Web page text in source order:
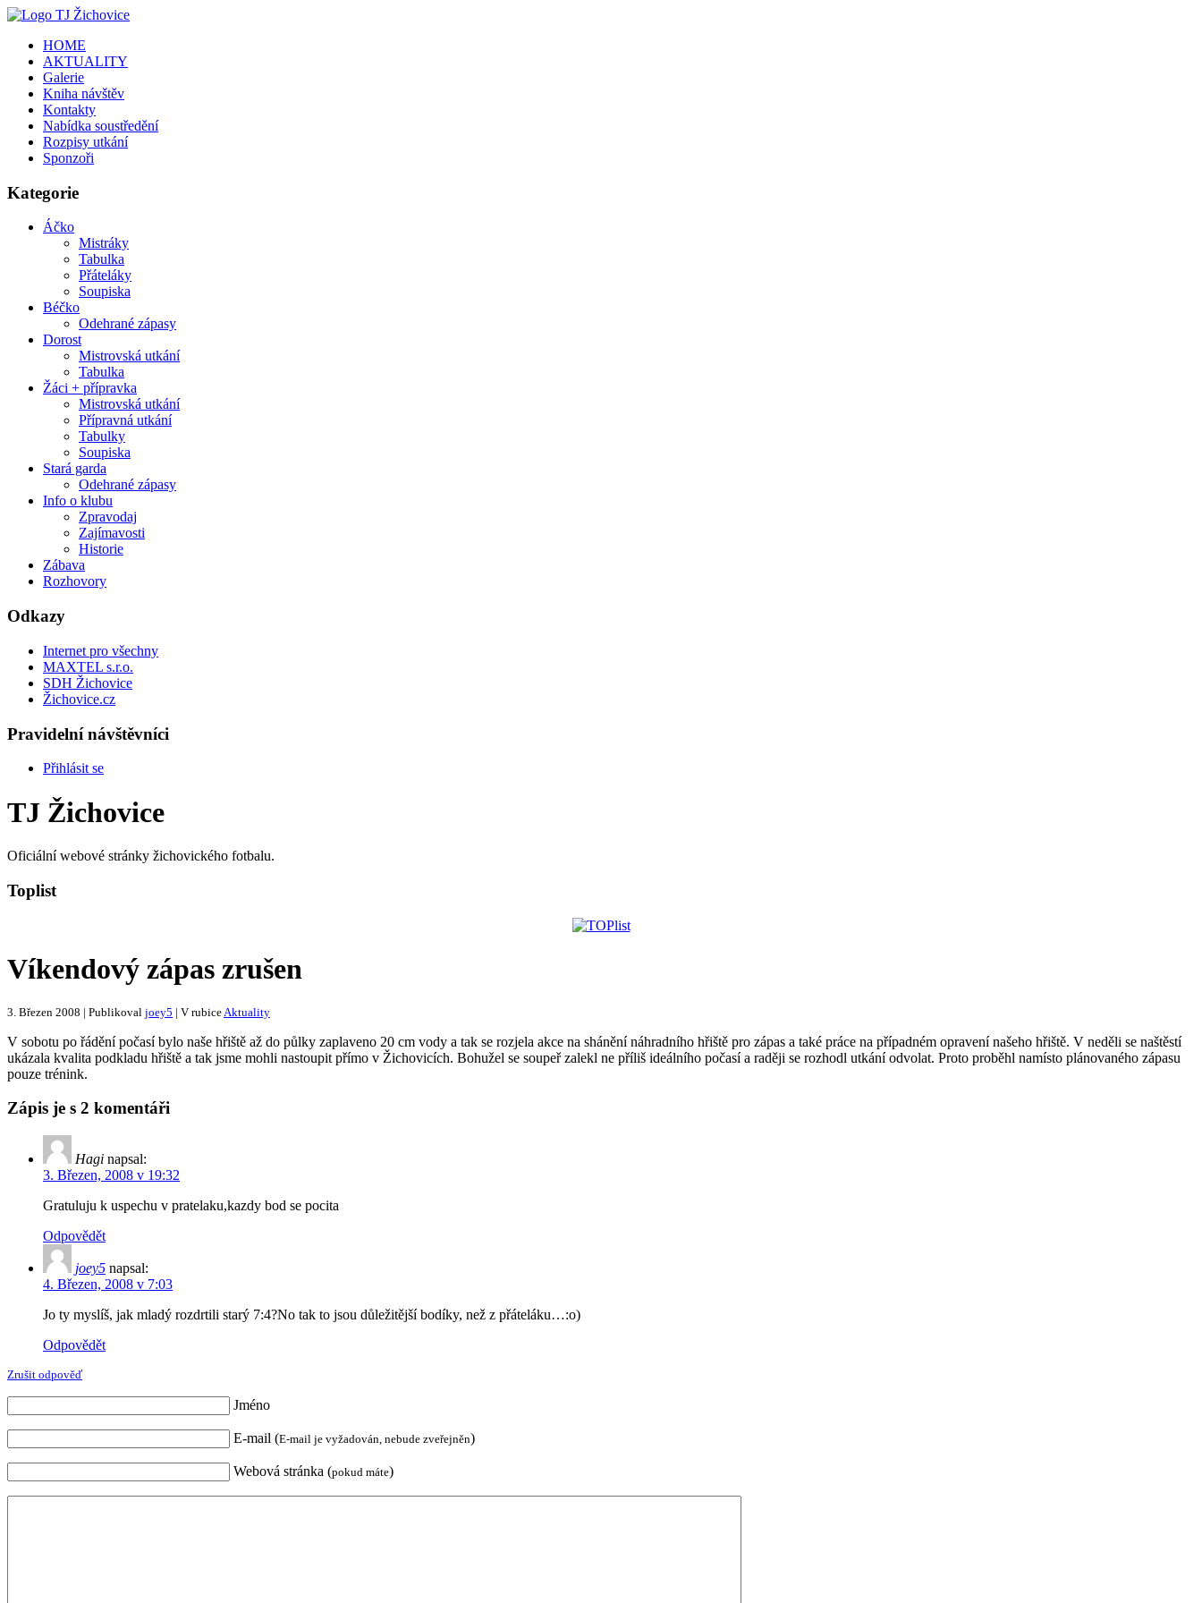
HOME
AKTUALITY
Galerie
Kniha návštěv
Kontakty
Nabídka soustředění
Rozpisy utkání
Sponzoři
Kategorie
Áčko
Mistráky
Tabulka
Přáteláky
Soupiska
Béčko
Odehrané zápasy
Dorost
Mistrovská utkání
Tabulka
Žáci + přípravka
Mistrovská utkání
Přípravná utkání
Tabulky
Soupiska
Stará garda
Odehrané zápasy
Info o klubu
Zpravodaj
Zajímavosti
Historie
Zábava
Rozhovory
Odkazy
Internet pro všechny
MAXTEL s.r.o.
SDH Žichovice
Žichovice.cz
Pravidelní návštěvníci
Přihlásit se
TJ Žichovice
Oficiální webové stránky žichovického fotbalu.
Toplist
Víkendový zápas zrušen
3. Březen 2008 | Publikoval joey5 | V rubice Aktuality
V sobotu po řádění počasí bylo naše hřiště až do půlky zaplaveno 20 cm vody a tak se rozjela akce na shánění náhradního hřiště pro zápas a také práce na případném opravení našeho hřiště. V neděli se naštěstí
ukázala kvalita podkladu hřiště a tak jsme mohli nastoupit přímo v Žichovicích. Bohužel se soupeř zalekl ne příliš ideálního počasí a raději se rozhodl utkání odvolat. Proto proběhl namísto plánovaného zápasu
pouze trénink.
Zápis je s 2 komentáři
Hagi napsal:
3. Březen, 2008 v 19:32
Gratuluju k uspechu v pratelaku,kazdy bod se pocita
Odpovědět
joey5 napsal:
4. Březen, 2008 v 7:03
Jo ty myslíš, jak mladý rozdrtili starý 7:4?No tak to jsou důležitější bodíky, než z přáteláku…:o)
Odpovědět
Zrušit odpověď
Jméno
E-mail (E-mail je vyžadován, nebude zveřejněn)
Webová stránka (pokud máte)